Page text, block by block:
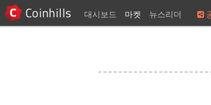
Coinhills 대시보드 마켓 뉴스리더